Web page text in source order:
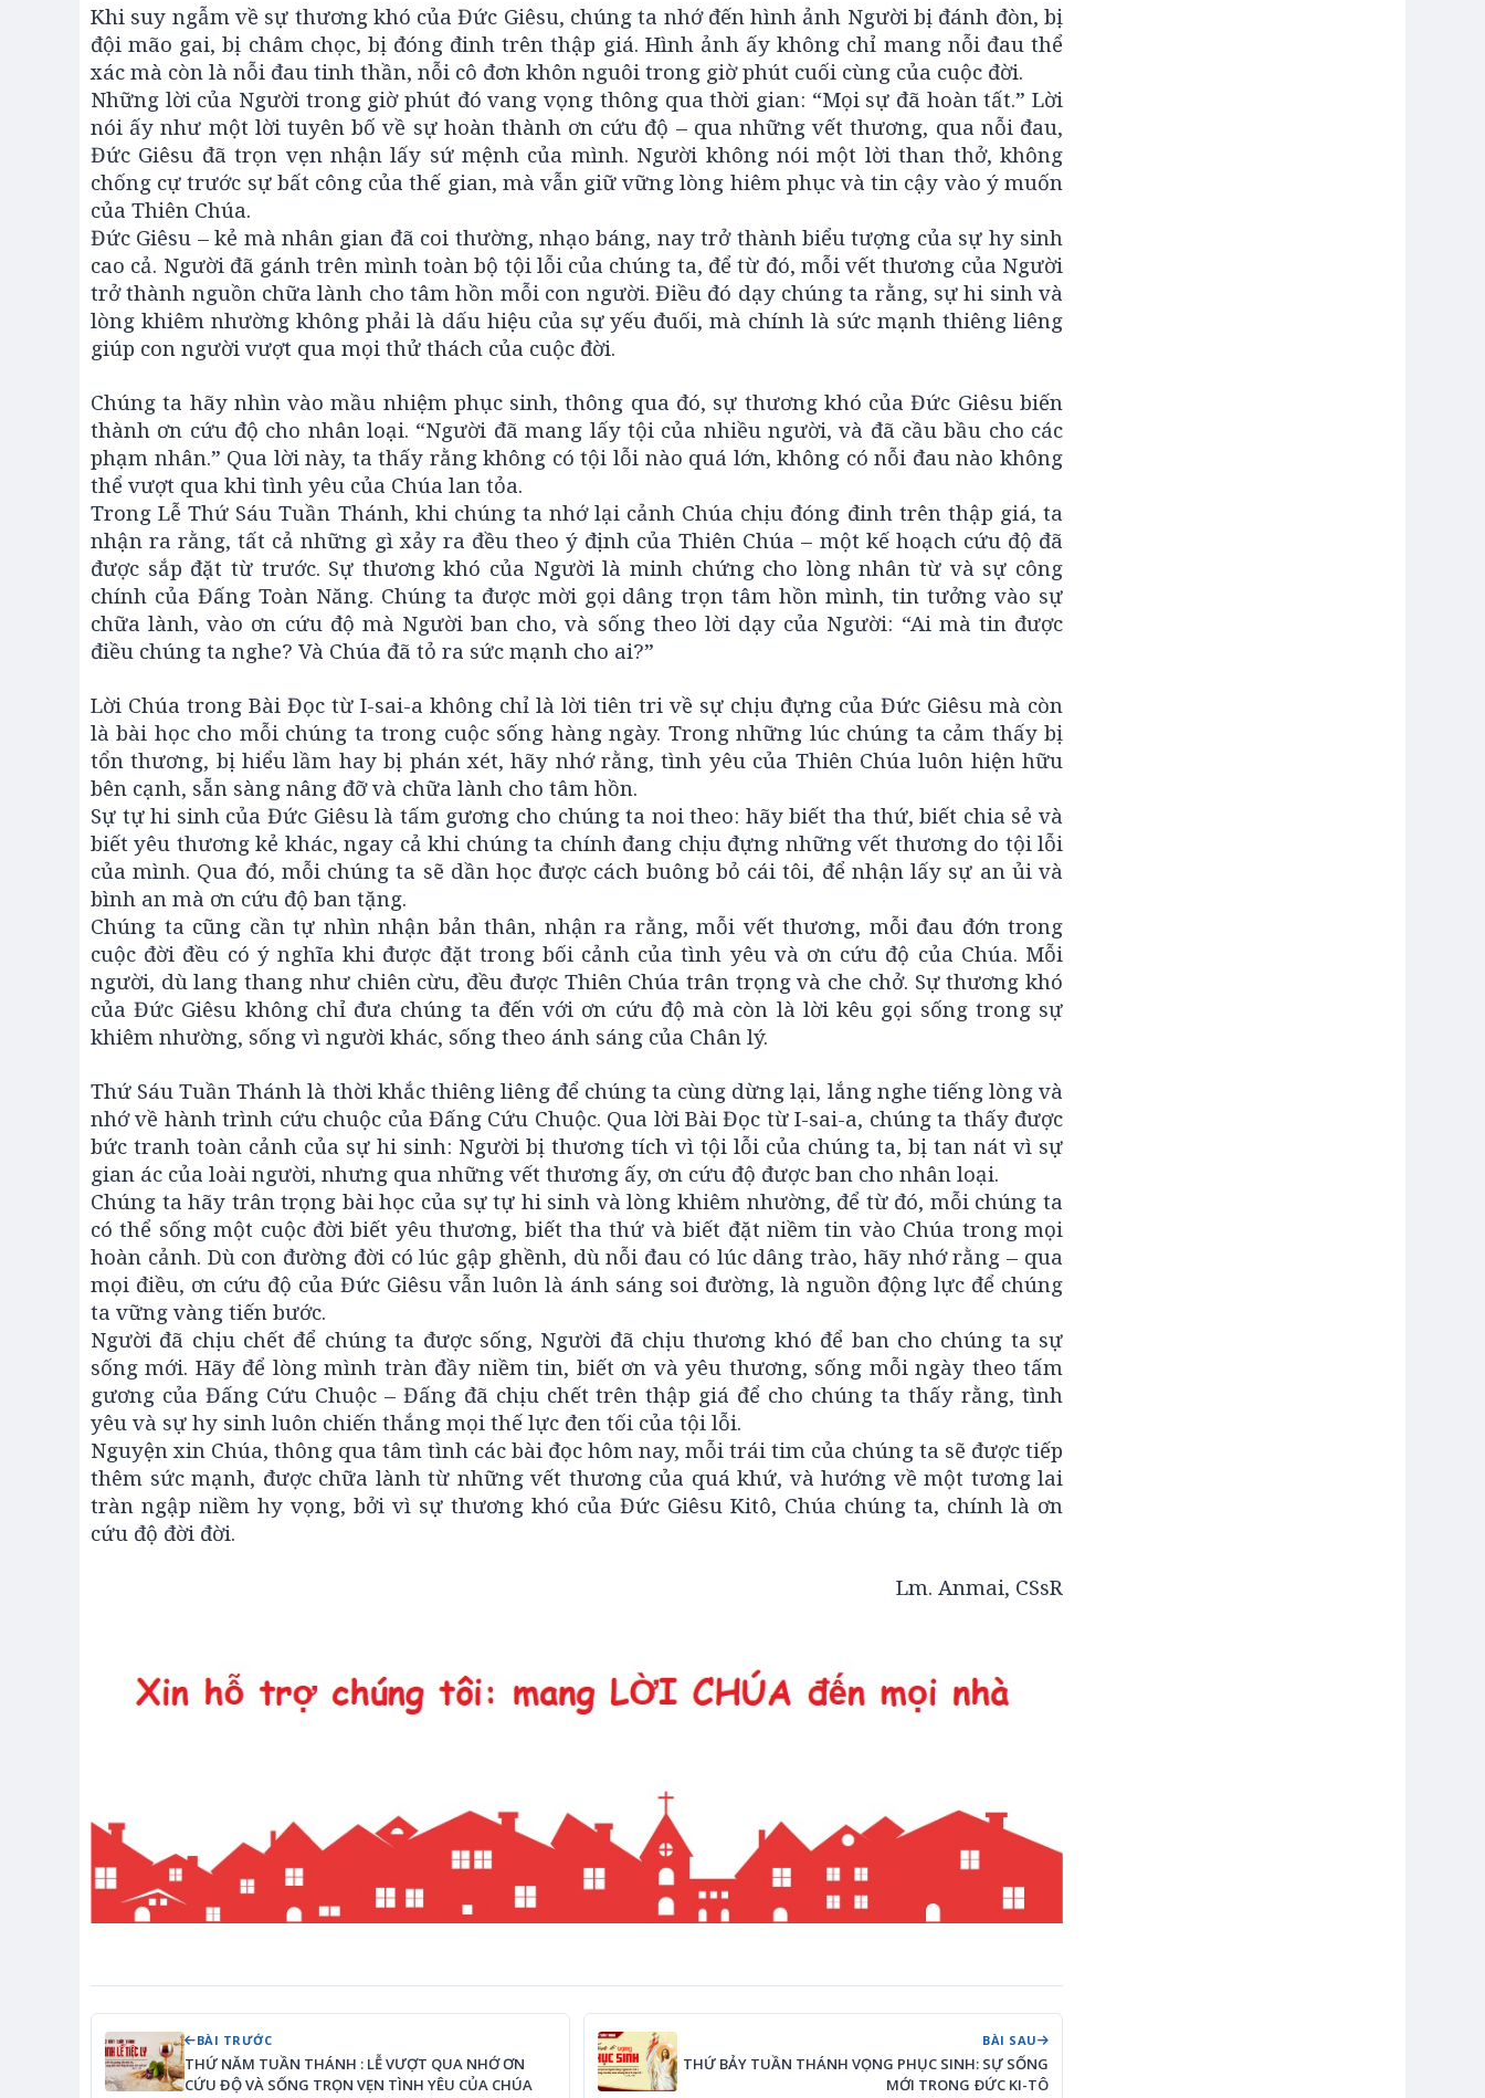
Khi suy ngẫm về sự thương khó của Đức Giêsu, chúng ta nhớ đến hình ảnh Người bị đánh đòn, bị
đội mão gai, bị châm chọc, bị đóng đinh trên thập giá. Hình ảnh ấy không chỉ mang nỗi đau thể
xác mà còn là nỗi đau tinh thần, nỗi cô đơn khôn nguôi trong giờ phút cuối cùng của cuộc đời.
Những lời của Người trong giờ phút đó vang vọng thông qua thời gian: “Mọi sự đã hoàn tất.” Lời
nói ấy như một lời tuyên bố về sự hoàn thành ơn cứu độ – qua những vết thương, qua nỗi đau,
Đức Giêsu đã trọn vẹn nhận lấy sứ mệnh của mình. Người không nói một lời than thở, không
chống cự trước sự bất công của thế gian, mà vẫn giữ vững lòng hiêm phục và tin cậy vào ý muốn
của Thiên Chúa.
Đức Giêsu – kẻ mà nhân gian đã coi thường, nhạo báng, nay trở thành biểu tượng của sự hy sinh
cao cả. Người đã gánh trên mình toàn bộ tội lỗi của chúng ta, để từ đó, mỗi vết thương của Người
trở thành nguồn chữa lành cho tâm hồn mỗi con người. Điều đó dạy chúng ta rằng, sự hi sinh và
lòng khiêm nhường không phải là dấu hiệu của sự yếu đuối, mà chính là sức mạnh thiêng liêng
giúp con người vượt qua mọi thử thách của cuộc đời.
Chúng ta hãy nhìn vào mầu nhiệm phục sinh, thông qua đó, sự thương khó của Đức Giêsu biến
thành ơn cứu độ cho nhân loại. “Người đã mang lấy tội của nhiều người, và đã cầu bầu cho các
phạm nhân.” Qua lời này, ta thấy rằng không có tội lỗi nào quá lớn, không có nỗi đau nào không
thể vượt qua khi tình yêu của Chúa lan tỏa.
Trong Lễ Thứ Sáu Tuần Thánh, khi chúng ta nhớ lại cảnh Chúa chịu đóng đinh trên thập giá, ta
nhận ra rằng, tất cả những gì xảy ra đều theo ý định của Thiên Chúa – một kế hoạch cứu độ đã
được sắp đặt từ trước. Sự thương khó của Người là minh chứng cho lòng nhân từ và sự công
chính của Đấng Toàn Năng. Chúng ta được mời gọi dâng trọn tâm hồn mình, tin tưởng vào sự
chữa lành, vào ơn cứu độ mà Người ban cho, và sống theo lời dạy của Người: “Ai mà tin được
điều chúng ta nghe? Và Chúa đã tỏ ra sức mạnh cho ai?”
Lời Chúa trong Bài Đọc từ I-sai-a không chỉ là lời tiên tri về sự chịu đựng của Đức Giêsu mà còn
là bài học cho mỗi chúng ta trong cuộc sống hàng ngày. Trong những lúc chúng ta cảm thấy bị
tổn thương, bị hiểu lầm hay bị phán xét, hãy nhớ rằng, tình yêu của Thiên Chúa luôn hiện hữu
bên cạnh, sẵn sàng nâng đỡ và chữa lành cho tâm hồn.
Sự tự hi sinh của Đức Giêsu là tấm gương cho chúng ta noi theo: hãy biết tha thứ, biết chia sẻ và
biết yêu thương kẻ khác, ngay cả khi chúng ta chính đang chịu đựng những vết thương do tội lỗi
của mình. Qua đó, mỗi chúng ta sẽ dần học được cách buông bỏ cái tôi, để nhận lấy sự an ủi và
bình an mà ơn cứu độ ban tặng.
Chúng ta cũng cần tự nhìn nhận bản thân, nhận ra rằng, mỗi vết thương, mỗi đau đớn trong
cuộc đời đều có ý nghĩa khi được đặt trong bối cảnh của tình yêu và ơn cứu độ của Chúa. Mỗi
người, dù lang thang như chiên cừu, đều được Thiên Chúa trân trọng và che chở. Sự thương khó
của Đức Giêsu không chỉ đưa chúng ta đến với ơn cứu độ mà còn là lời kêu gọi sống trong sự
khiêm nhường, sống vì người khác, sống theo ánh sáng của Chân lý.
Thứ Sáu Tuần Thánh là thời khắc thiêng liêng để chúng ta cùng dừng lại, lắng nghe tiếng lòng và
nhớ về hành trình cứu chuộc của Đấng Cứu Chuộc. Qua lời Bài Đọc từ I-sai-a, chúng ta thấy được
bức tranh toàn cảnh của sự hi sinh: Người bị thương tích vì tội lỗi của chúng ta, bị tan nát vì sự
gian ác của loài người, nhưng qua những vết thương ấy, ơn cứu độ được ban cho nhân loại.
Chúng ta hãy trân trọng bài học của sự tự hi sinh và lòng khiêm nhường, để từ đó, mỗi chúng ta
có thể sống một cuộc đời biết yêu thương, biết tha thứ và biết đặt niềm tin vào Chúa trong mọi
hoàn cảnh. Dù con đường đời có lúc gập ghềnh, dù nỗi đau có lúc dâng trào, hãy nhớ rằng – qua
mọi điều, ơn cứu độ của Đức Giêsu vẫn luôn là ánh sáng soi đường, là nguồn động lực để chúng
ta vững vàng tiến bước.
Người đã chịu chết để chúng ta được sống, Người đã chịu thương khó để ban cho chúng ta sự
sống mới. Hãy để lòng mình tràn đầy niềm tin, biết ơn và yêu thương, sống mỗi ngày theo tấm
gương của Đấng Cứu Chuộc – Đấng đã chịu chết trên thập giá để cho chúng ta thấy rằng, tình
yêu và sự hy sinh luôn chiến thắng mọi thế lực đen tối của tội lỗi.
Nguyện xin Chúa, thông qua tâm tình các bài đọc hôm nay, mỗi trái tim của chúng ta sẽ được tiếp
thêm sức mạnh, được chữa lành từ những vết thương của quá khứ, và hướng về một tương lai
tràn ngập niềm hy vọng, bởi vì sự thương khó của Đức Giêsu Kitô, Chúa chúng ta, chính là ơn
cứu độ đời đời.
Lm. Anmai, CSsR
BÀI TRƯỚC
THỨ NĂM TUẦN THÁNH : LỄ VƯỢT QUA NHỚ ƠN
CỨU ĐỘ VÀ SỐNG TRỌN VẸN TÌNH YÊU CỦA CHÚA
BÀI SAU
THỨ BẢY TUẦN THÁNH VỌNG PHỤC SINH: SỰ SỐNG
MỚI TRONG ÐỨC KI-TÔ